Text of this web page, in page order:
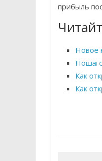
прибыль
Новое
Как
Как